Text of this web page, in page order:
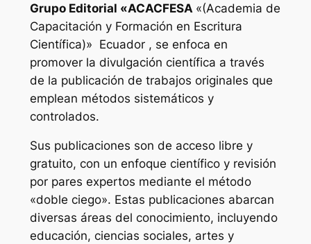
Grupo Editorial «ACACFESA «(Academia de
Capacitación y Formación en Escritura
Científica)» Ecuador , se enfoca en
promover la divulgación científica a través
de la publicación de trabajos originales que
emplean métodos sistemáticos y
controlados.
Sus publicaciones son de acceso libre y
gratuito, con un enfoque científico y revisión
por pares expertos mediante el método
«doble ciego». Estas publicaciones abarcan
diversas áreas del conocimiento, incluyendo
educación, ciencias sociales, artes y